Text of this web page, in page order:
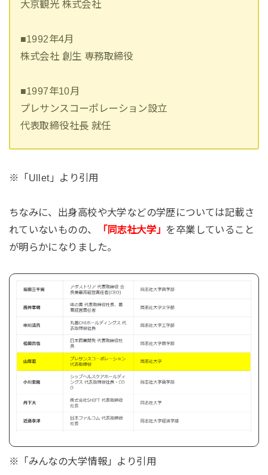
大京観光 株式会社
■1992年4月
株式会社 創生 専務取締役
■1997年10月
プレサンスコーポレーション設立
代表取締役社長 就任
※「Ullet」より引用
ちなみに、出身高校や大学などの学歴については記載さ
れていないものの、
「同志社大学」 を卒業していること
が明らかになりました。
※「みんなの大学情報」より引用